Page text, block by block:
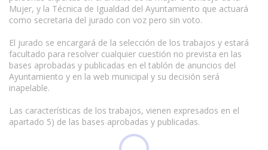
Mujer, y la Técnica de Igualdad del Ayuntamiento que actuará
como secretaria del jurado con voz pero sin voto.
El jurado se encargará de la selección de los trabajos y estará
facultado para resolver cualquier cuestión no prevista en las
bases aprobadas y publicadas en el tablón de anuncios del
Ayuntamiento y en la web municipal y su decisión será
inapelable.
Las características de los trabajos, vienen expresados en el
apartado 5) de las bases aprobadas y publicadas.